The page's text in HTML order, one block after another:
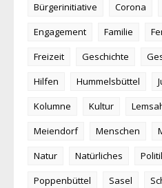
Bürgerinitiative
Corona
Engagement
Familie
Freizeit
Geschichte
Hilfen
Hummelsbüttel
Kolumne
Kultur
Meiendorf
Menschen
Natur
Natürliches
Poppenbüttel
Sasel